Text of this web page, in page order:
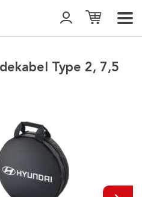
Type 2, 7,5